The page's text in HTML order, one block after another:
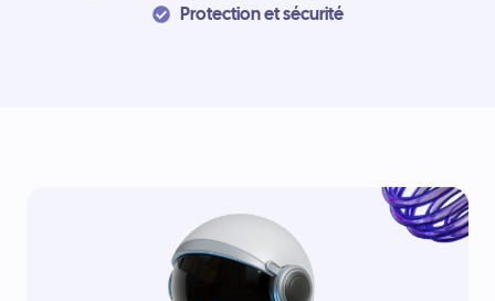
Protection et sécurité